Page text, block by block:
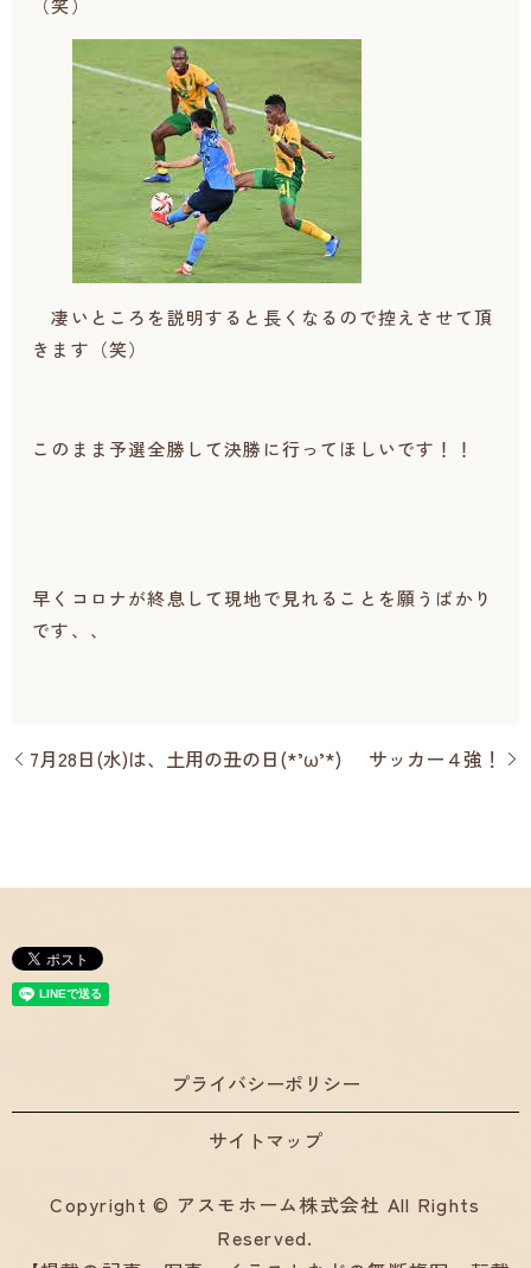
（笑）
凄いところを説明すると長くなるので控えさせて頂
きます（笑）
このまま予選全勝して決勝に行ってほしいです！！
早くコロナが終息して現地で見れることを願うばかり
です、、
7月28日(水)は、土用の丑の日(*’ω’*) サッカー４強！
プライバシーポリシー
サイトマップ
Copyright © アスモホーム株式会社 All Rights
Reserved.